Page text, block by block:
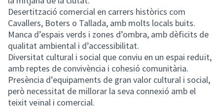
Desertització comercial en carrers històrics com
Cavallers, Boters o Tallada, amb molts locals buits.
Manca d’espais verds i zones d’ombra, amb dèficits de
qualitat ambiental i d’accessibilitat.
Diversitat cultural i social que conviu en un espai reduït,
amb reptes de convivència i cohesió comunitària.
Presència d’equipaments de gran valor cultural i social,
però necessitat de millorar la seva connexió amb el
teixit veïnal i comercial.